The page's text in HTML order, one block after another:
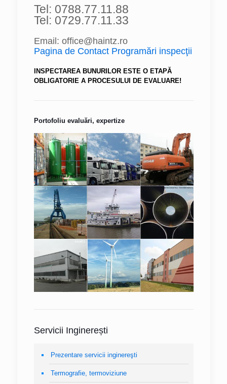
Tel: 0788.77.11.88
Tel: 0729.77.11.33
Email: office@haintz.ro
Pagina de Contact Programări inspecţii
INSPECTAREA BUNURILOR ESTE O ETAPĂ
OBLIGATORIE A PROCESULUI DE EVALUARE!
Portofoliu evaluări, expertize
Servicii Inginerești
Prezentare servicii inginereşti
Termografie, termoviziune